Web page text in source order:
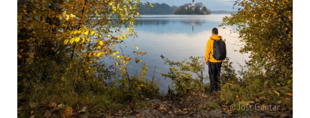
© Jošt Gantar